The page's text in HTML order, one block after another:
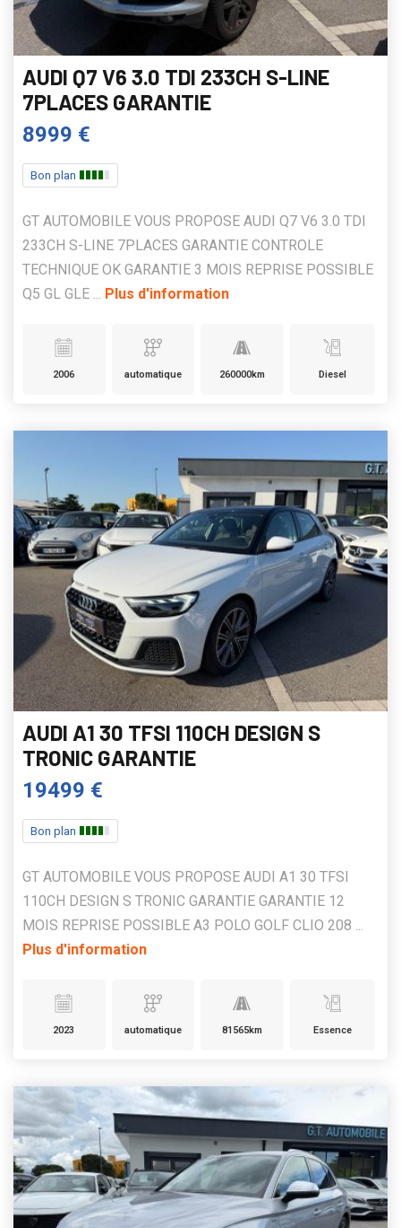
AUDI Q7 V6 3.0 TDI 233CH S-LINE
7PLACES GARANTIE
8999 €
Bon plan
GT AUTOMOBILE VOUS PROPOSE AUDI Q7 V6 3.0 TDI
233CH S-LINE 7PLACES GARANTIE CONTROLE
TECHNIQUE OK GARANTIE 3 MOIS REPRISE POSSIBLE
Q5 GL GLE ... Plus d'information
2006 automatique 260000km Diesel
AUDI A1 30 TFSI 110CH DESIGN S
TRONIC GARANTIE
19499 €
Bon plan
GT AUTOMOBILE VOUS PROPOSE AUDI A1 30 TFSI
110CH DESIGN S TRONIC GARANTIE GARANTIE 12
MOIS REPRISE POSSIBLE A3 POLO GOLF CLIO 208 ...
Plus d'information
2023 automatique 81565km Essence